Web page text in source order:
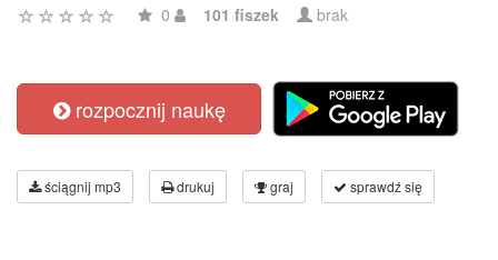
0 101 fiszek brak
rozpocznij naukę
ściągnij mp3 drukuj graj sprawdź się